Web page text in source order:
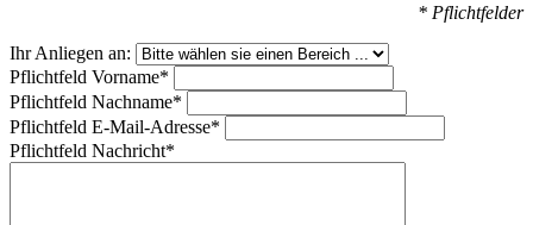
* Pflichtfelder
Ihr Anliegen an:
Pflichtfeld Vorname*
Pflichtfeld Nachname*
Pflichtfeld E-Mail-Adresse*
Pflichtfeld Nachricht*